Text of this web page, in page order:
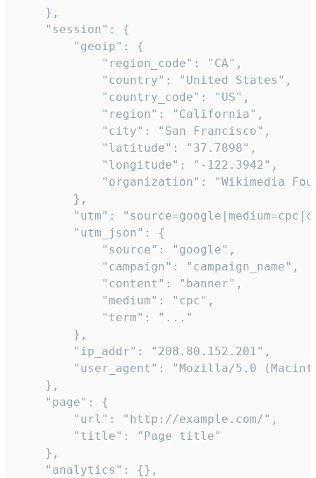
    },
    "session": {
        "geoip": {
            "region_code": "CA",
            "country": "United States",
            "country_code": "US",
            "region": "California",
            "city": "San Francisco",
            "latitude": "37.7898",
            "longitude": "-122.3942",
"organization": "Wikimedia
        },
"utm":
        "utm_json": {
            "source": "google",
            "campaign": "campaign_name",
            "content": "banner",
            "medium": "cpc",
            "term": "..."
        },
        "ip_addr": "208.80.152.201",
"user_agent": "Mozilla/5.0
    },
    "page": {
        "url": "http://example.com/",
        "title": "Page title"
    },
    "analytics": {},